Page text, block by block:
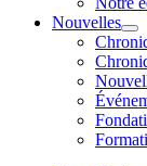
Nouvelles